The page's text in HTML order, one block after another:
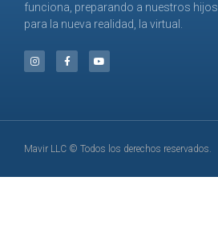
funciona, preparando a nuestros hijos
para la nueva realidad, la virtual.
Mavir LLC © Todos los derechos reservados.